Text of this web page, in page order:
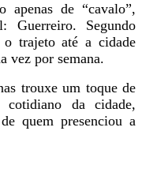
apenas de “cavalo”,
Guerreiro. Segundo
trajeto até a cidade
vez por semana.
trouxe um toque de
da cidade,
quem presenciou a